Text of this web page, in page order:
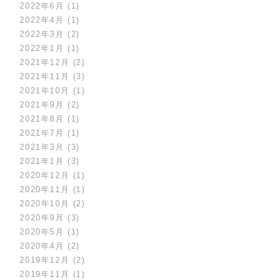
2022年6月
(1)
2022年4月
(1)
2022年3月
(2)
2022年1月
(1)
2021年12月
(2)
2021年11月
(3)
2021年10月
(1)
2021年9月
(2)
2021年8月
(1)
2021年7月
(1)
2021年3月
(3)
2021年1月
(3)
2020年12月
(1)
2020年11月
(1)
2020年10月
(2)
2020年9月
(3)
2020年5月
(1)
2020年4月
(2)
2019年12月
(2)
2019年11月
(1)